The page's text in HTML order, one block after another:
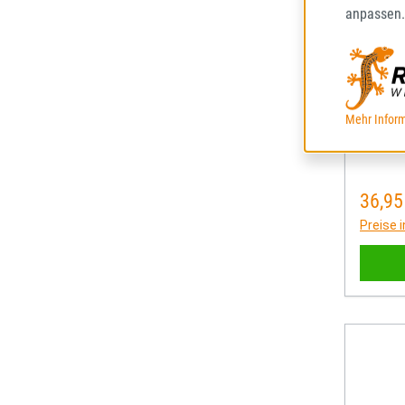
68
Preise
anpassen.
Mehr